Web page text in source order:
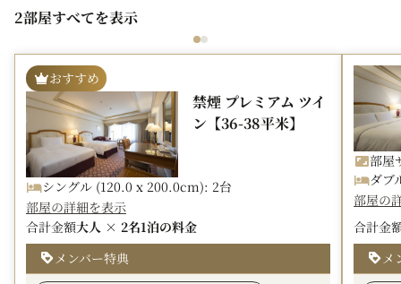
【プラン内容】
●JALマイレージバンク（JMB）1泊1室につき600マイル
積算 （泊数×600マイル＝積算マイル数）
例）当プランで3連泊ご宿泊頂ければ合計600マイル積
算いたします。
※ご到着時に、JMBカードまたはJALカードをご提
示ください。
■ご朝食のご案内■（ご利用時間 7:00～10:00）
2店舗からお選びいただけます。
※メニュー内容・営業時間・提供場所につきましては、
予告なく変更する場合がございます。
2部屋すべてを表示
おすすめ
禁煙 プレミアム ツイ
ン【36-38平米】
シングル (120.0 x 200.0cm): 2台
部屋の詳細を表示
合計金額大人 × 2名1泊の料金
メンバー特典
部屋
ダブ
部屋の
合計金
メ